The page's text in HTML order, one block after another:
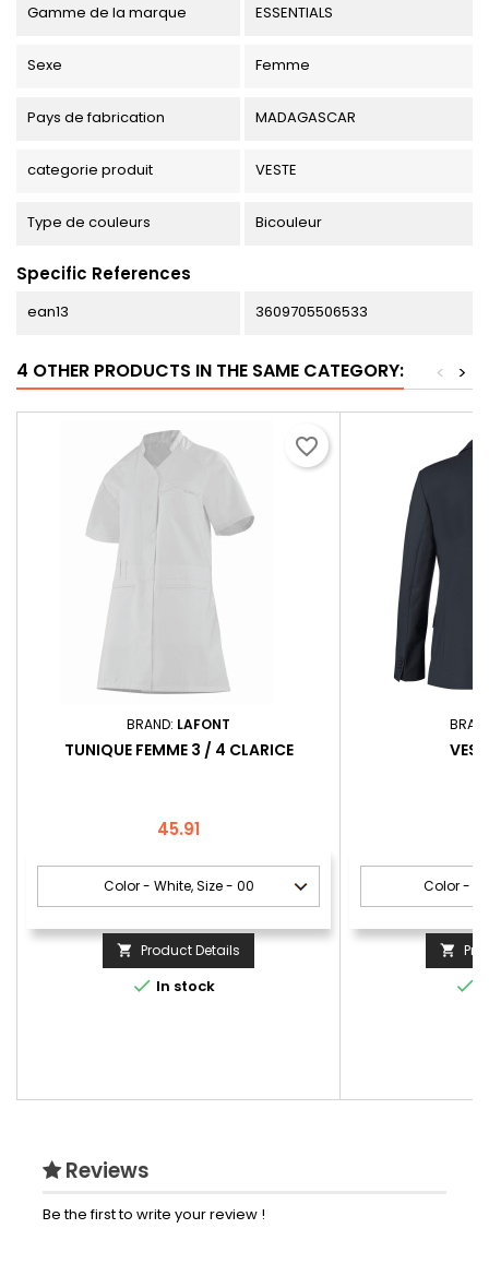
Gamme de la marque ESSENTIALS
Sexe Femme
Pays de fabrication MADAGASCAR
categorie produit VESTE
Type de couleurs Bicouleur
Specific References
ean13 3609705506533
4 OTHER PRODUCTS IN THE SAME CATEGORY: >
<
BRAND: LAFONT
TUNIQUE FEMME 3 / 4 CLARICE
Price
45.91
 Product Details
 In stock
favorite_border


Reviews
Be the first to write your review !